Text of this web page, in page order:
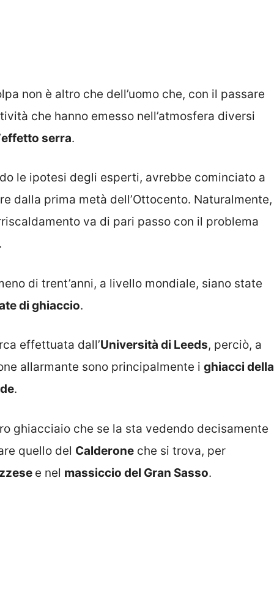
non è altro che dell’uomo che, con il passare
che hanno emesso nell’atmosfera diversi
effetto serra.
le ipotesi degli esperti, avrebbe cominciato a
dalla prima metà dell’Ottocento. Naturalmente,
va di pari passo con il problema
.
di trent’anni, a livello mondiale, siano state
di ghiaccio.
effettuata dall’Università di Leeds, perciò, a
allarmante sono principalmente i ghiacci della
.
ghiacciaio che se la sta vedendo decisamente
quello del Calderone che si trova, per
e nel massiccio del Gran Sasso.